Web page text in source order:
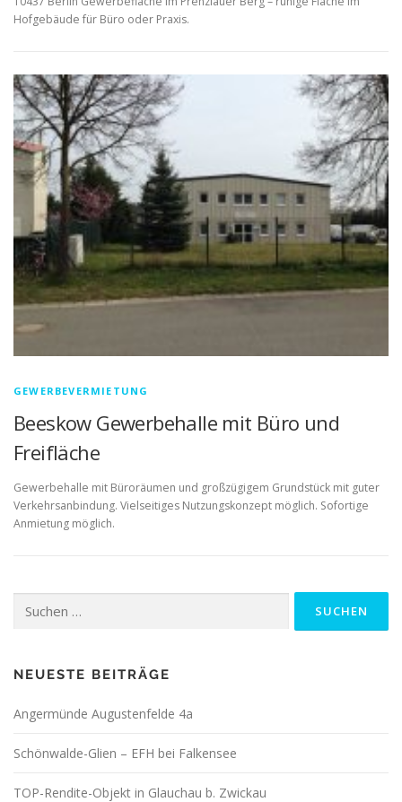
Hofgebäude für Büro oder Praxis.
GEWERBEVERMIETUNG
Beeskow Gewerbehalle mit Büro und
Freifläche
Gewerbehalle mit Büroräumen und großzügigem Grundstück mit guter
Verkehrsanbindung. Vielseitiges Nutzungskonzept möglich. Sofortige
Anmietung möglich.
nach:
NEUESTE BEITRÄGE
Angermünde Augustenfelde 4a
Schönwalde-Glien – EFH bei Falkensee
TOP-Rendite-Objekt in Glauchau b. Zwickau